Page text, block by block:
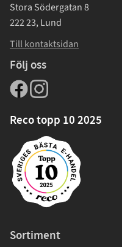
Stora Södergatan 8
222 23, Lund
Till kontaktsidan
Följ oss
Reco topp 10 2025
Sortiment